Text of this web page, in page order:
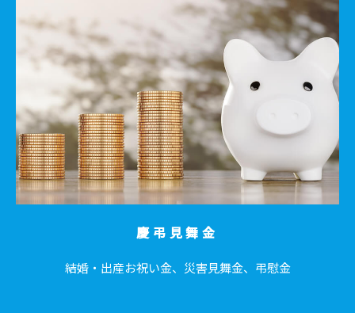
慶弔見舞金
結婚・出産お祝い金、災害見舞金、弔慰金